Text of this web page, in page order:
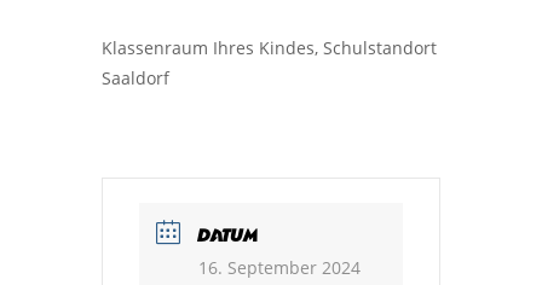
Klassenraum Ihres Kindes, Schulstandort
Saaldorf
DATUM
16. September 2024